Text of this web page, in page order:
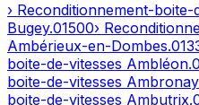
› Reconditionnement-boite-
Bugey.01500›
Ambérieux-en-Dombes.
boite-de-vitesses Ambléon.
boite-de-vitesses Ambronay
boite-de-vitesses Ambutrix.